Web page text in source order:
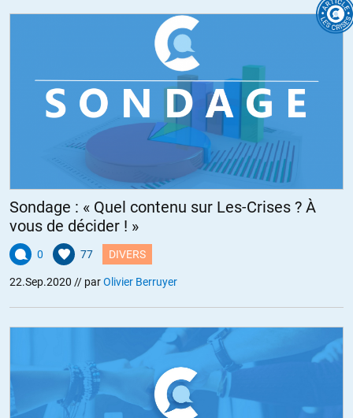
Sondage : « Quel contenu sur Les-Crises ? À
vous de décider ! »
0 77 DIVERS
22.Sep.2020 // parOlivier Berruyer